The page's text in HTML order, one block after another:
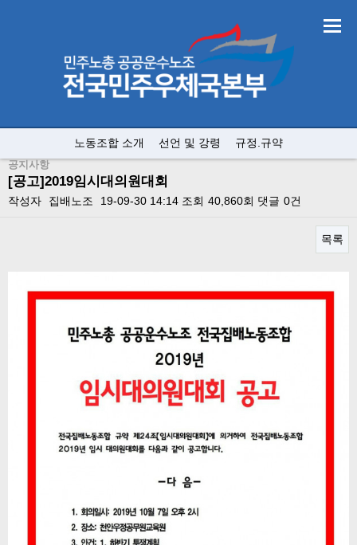
노동조합 소개 선언 및 강령 규정.규약
공지사항
[공고]2019임시대의원대회
작성자 집배노조 19-09-30 14:14 조회 40,860회 댓글 0건
목록